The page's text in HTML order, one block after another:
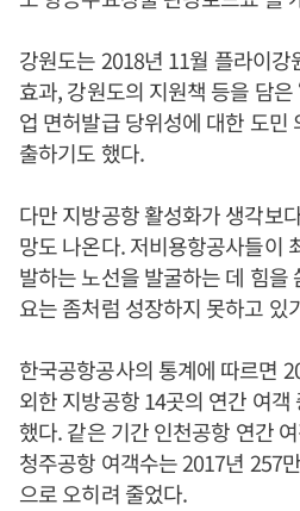
강원도는 2018년 11월 플라이강
효과, 강원도의 지원책 등을 담
업 면허발급 당위성에 대한 도민
출하기도 했다.
다만 지방공항 활성화가 생각보
망도 나온다. 저비용항공사들이
발하는 노선을 발굴하는 데 힘을
요는 좀처럼 성장하지 못하고 있
한국공항공사의 통계에 따르면
외한 지방공항 14곳의 연간 여
했다. 같은 기간 인천공항 연간
청주공항 여객수는 2017년 257
으로 오히려 줄었다.